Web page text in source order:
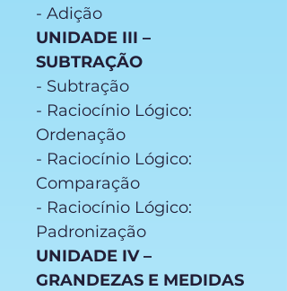
- Adição
UNIDADE III –
SUBTRAÇÃO
- Subtração
- Raciocínio Lógico:
Ordenação
- Raciocínio Lógico:
Comparação
- Raciocínio Lógico:
Padronização
UNIDADE IV –
GRANDEZAS E MEDIDAS